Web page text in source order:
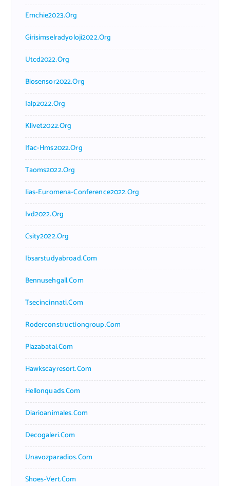
Emchie2023.org
Girisimselradyoloji2022.org
Utcd2022.org
Biosensor2022.org
Ialp2022.org
Klivet2022.org
Ifac-Hms2022.org
Taoms2022.org
Iias-Euromena-Conference2022.org
Ivd2022.org
Csity2022.org
Ibsarstudyabroad.com
Bennusehgall.com
Tsecincinnati.com
Roderconstructiongroup.com
Plazabatai.com
Hawkscayresort.com
Hellonquads.com
Diarioanimales.com
Decogaleri.com
Unavozparadios.com
Shoes-Vert.com